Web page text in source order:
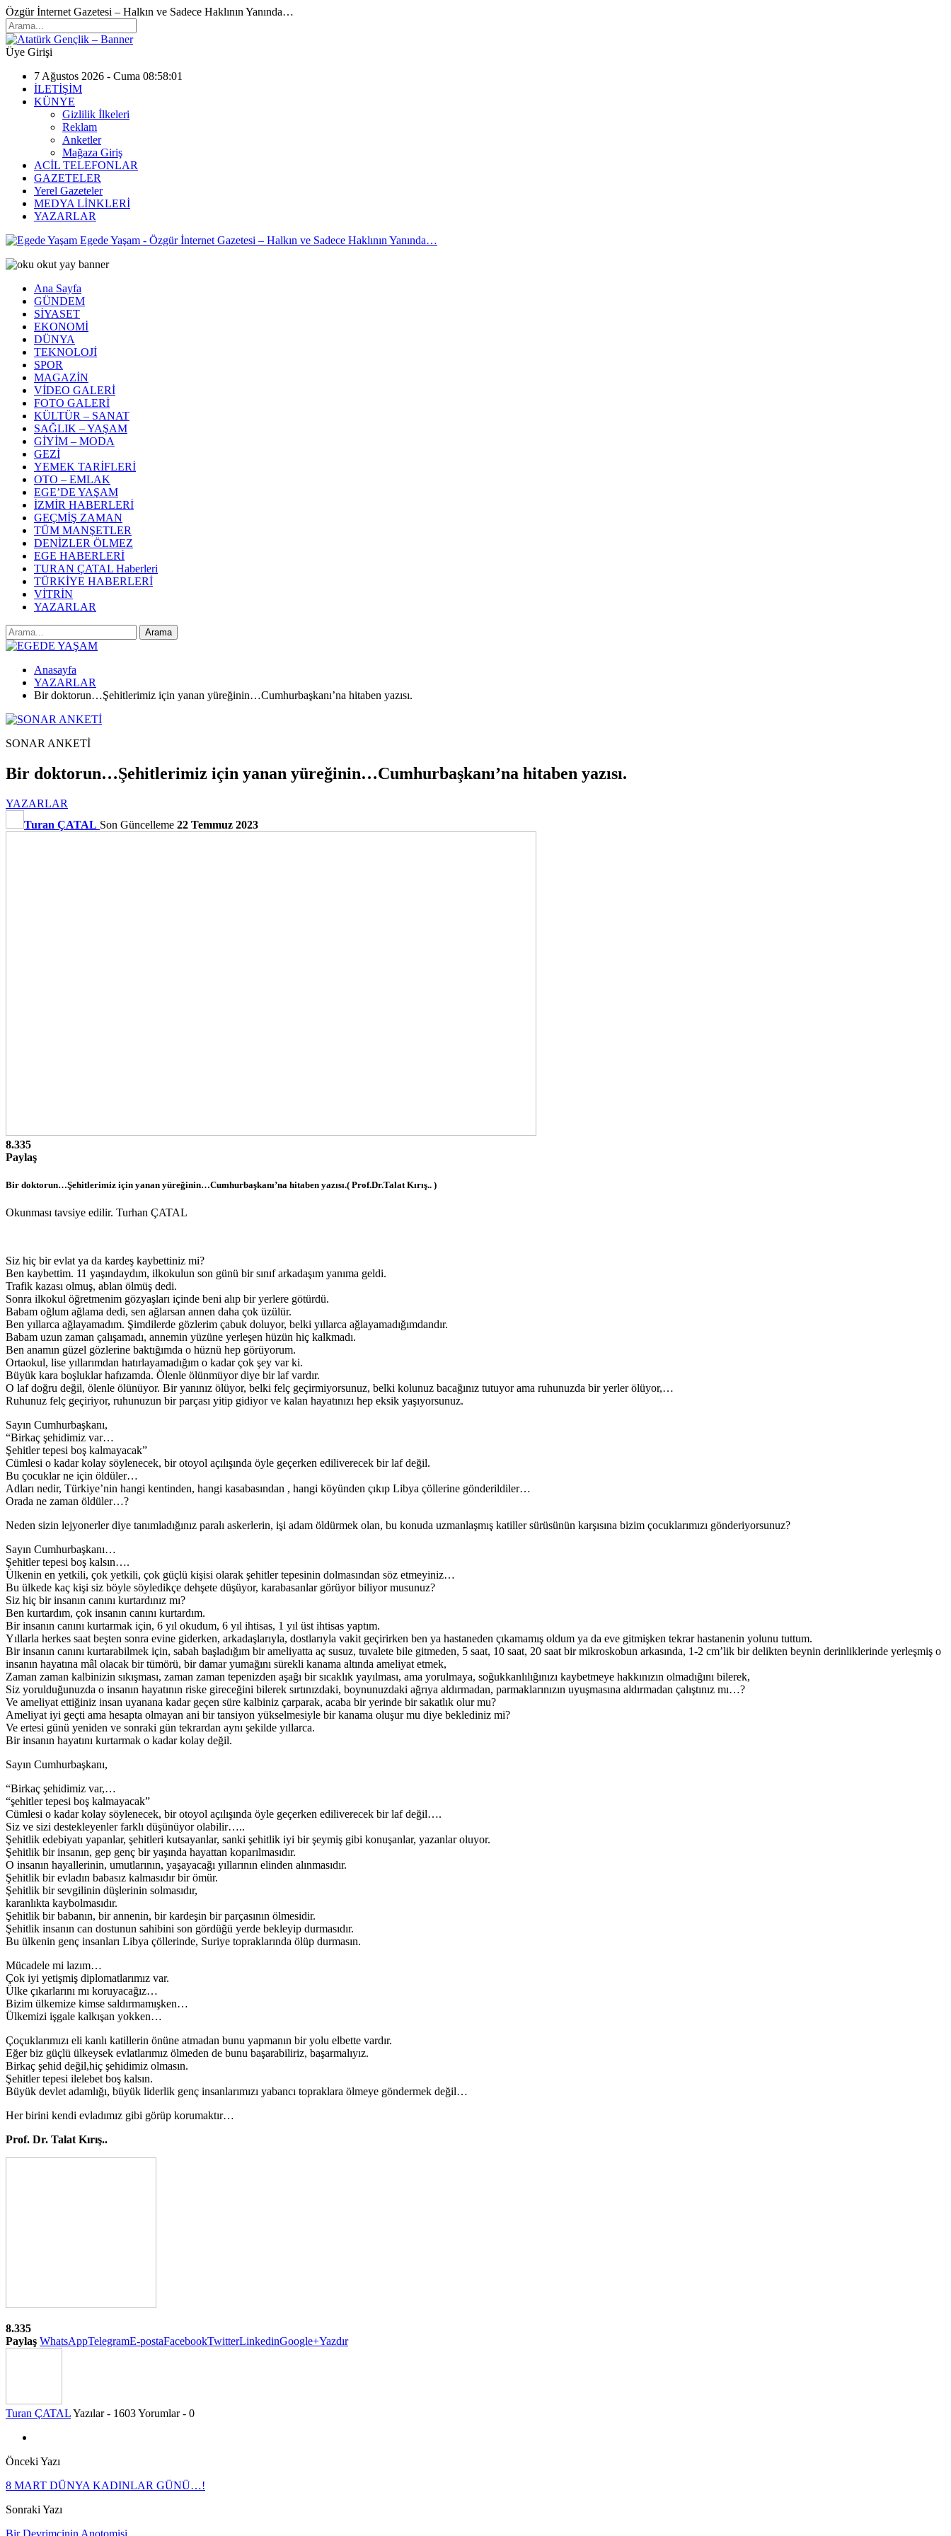
Özgür İnternet Gazetesi – Halkın ve Sadece Haklının Yanında…
Üye Girişi
7 Ağustos 2026 - Cuma 08:58:01
İLETİŞİM
KÜNYE
Gizlilik İlkeleri
Reklam
Anketler
Mağaza Giriş
ACİL TELEFONLAR
GAZETELER
Yerel Gazeteler
MEDYA LİNKLERİ
YAZARLAR
Egede Yaşam - Özgür İnternet Gazetesi – Halkın ve Sadece Haklının Yanında…
Ana Sayfa
GÜNDEM
SİYASET
EKONOMİ
DÜNYA
TEKNOLOJİ
SPOR
MAGAZİN
VİDEO GALERİ
FOTO GALERİ
KÜLTÜR – SANAT
SAĞLIK – YAŞAM
GİYİM – MODA
GEZİ
YEMEK TARİFLERİ
OTO – EMLAK
EGE’DE YAŞAM
İZMİR HABERLERİ
GEÇMİŞ ZAMAN
TÜM MANŞETLER
DENİZLER ÖLMEZ
EGE HABERLERİ
TURAN ÇATAL Haberleri
TÜRKİYE HABERLERİ
VİTRİN
YAZARLAR
Anasayfa
YAZARLAR
Bir doktorun…Şehitlerimiz için yanan yüreğinin…Cumhurbaşkanı’na hitaben yazısı.
SONAR ANKETİ
Bir doktorun…Şehitlerimiz için yanan yüreğinin…Cumhurbaşkanı’na hitaben yazısı.
YAZARLAR
Turan ÇATAL Son Güncelleme 22 Temmuz 2023
8.335
Paylaş
Bir doktorun…Şehitlerimiz için yanan yüreğinin…Cumhurbaşkanı’na hitaben yazısı.( Prof.Dr.Talat Kırış.. )
Okunması tavsiye edilir. Turhan ÇATAL
Siz hiç bir evlat ya da kardeş kaybettiniz mi?
Ben kaybettim. 11 yaşındaydım, ilkokulun son günü bir sınıf arkadaşım yanıma geldi.
Trafik kazası olmuş, ablan ölmüş dedi.
Sonra ilkokul öğretmenim gözyaşları içinde beni alıp bir yerlere götürdü.
Babam oğlum ağlama dedi, sen ağlarsan annen daha çok üzülür.
Ben yıllarca ağlayamadım. Şimdilerde gözlerim çabuk doluyor, belki yıllarca ağlayamadığımdandır.
Babam uzun zaman çalışamadı, annemin yüzüne yerleşen hüzün hiç kalkmadı.
Ben anamın güzel gözlerine baktığımda o hüznü hep görüyorum.
Ortaokul, lise yıllarımdan hatırlayamadığım o kadar çok şey var ki.
Büyük kara boşluklar hafızamda. Ölenle ölünmüyor diye bir laf vardır.
O laf doğru değil, ölenle ölünüyor. Bir yanınız ölüyor, belki felç geçirmiyorsunuz, belki kolunuz bacağınız tutuyor ama ruhunuzda bir yerler ölüyor,…
Ruhunuz felç geçiriyor, ruhunuzun bir parçası yitip gidiyor ve kalan hayatınızı hep eksik yaşıyorsunuz.
Sayın Cumhurbaşkanı,
“Birkaç şehidimiz var…
Şehitler tepesi boş kalmayacak”
Cümlesi o kadar kolay söylenecek, bir otoyol açılışında öyle geçerken ediliverecek bir laf değil.
Bu çocuklar ne için öldüler…
Adları nedir, Türkiye’nin hangi kentinden, hangi kasabasından , hangi köyünden çıkıp Libya çöllerine gönderildiler…
Orada ne zaman öldüler…?
Neden sizin lejyonerler diye tanımladığınız paralı askerlerin, işi adam öldürmek olan, bu konuda uzmanlaşmış katiller sürüsünün karşısına bizim çocuklarımızı gönderiyorsunuz?
Sayın Cumhurbaşkanı…
Şehitler tepesi boş kalsın….
Ülkenin en yetkili, çok yetkili, çok güçlü kişisi olarak şehitler tepesinin dolmasından söz etmeyiniz…
Bu ülkede kaç kişi siz böyle söyledikçe dehşete düşüyor, karabasanlar görüyor biliyor musunuz?
Siz hiç bir insanın canını kurtardınız mı?
Ben kurtardım, çok insanın canını kurtardım.
Bir insanın canını kurtarmak için, 6 yıl okudum, 6 yıl ihtisas, 1 yıl üst ihtisas yaptım.
Yıllarla herkes saat beşten sonra evine giderken, arkadaşlarıyla, dostlarıyla vakit geçirirken ben ya hastaneden çıkamamış oldum ya da eve gitmişken tekrar hastanenin yolunu tuttum.
Bir insanın canını kurtarabilmek için, sabah başladığım bir ameliyatta aç susuz, tuvalete bile gitmeden, 5 saat, 10 saat, 20 saat bir mikroskobun arkasında, 1-2 cm’lik bir delikten beynin derinliklerinde yerleşmiş o
insanın hayatına mâl olacak bir tümörü, bir damar yumağını sürekli kanama altında ameliyat etmek,
Zaman zaman kalbinizin sıkışması, zaman zaman tepenizden aşağı bir sıcaklık yayılması, ama yorulmaya, soğukkanlılığınızı kaybetmeye hakkınızın olmadığını bilerek,
Siz yorulduğunuzda o insanın hayatının riske gireceğini bilerek sırtınızdaki, boynunuzdaki ağrıya aldırmadan, parmaklarınızın uyuşmasına aldırmadan çalıştınız mı…?
Ve ameliyat ettiğiniz insan uyanana kadar geçen süre kalbiniz çarparak, acaba bir yerinde bir sakatlık olur mu?
Ameliyat iyi geçti ama hesapta olmayan ani bir tansiyon yükselmesiyle bir kanama oluşur mu diye beklediniz mi?
Ve ertesi günü yeniden ve sonraki gün tekrardan aynı şekilde yıllarca.
Bir insanın hayatını kurtarmak o kadar kolay değil.
Sayın Cumhurbaşkanı,
“Birkaç şehidimiz var,…
“şehitler tepesi boş kalmayacak”
Cümlesi o kadar kolay söylenecek, bir otoyol açılışında öyle geçerken ediliverecek bir laf değil….
Siz ve sizi destekleyenler farklı düşünüyor olabilir…..
Şehitlik edebiyatı yapanlar, şehitleri kutsayanlar, sanki şehitlik iyi bir şeymiş gibi konuşanlar, yazanlar oluyor.
Şehitlik bir insanın, gep genç bir yaşında hayattan koparılmasıdır.
O insanın hayallerinin, umutlarının, yaşayacağı yıllarının elinden alınmasıdır.
Şehitlik bir evladın babasız kalmasıdır bir ömür.
Şehitlik bir sevgilinin düşlerinin solmasıdır,
karanlıkta kaybolmasıdır.
Şehitlik bir babanın, bir annenin, bir kardeşin bir parçasının ölmesidir.
Şehitlik insanın can dostunun sahibini son gördüğü yerde bekleyip durmasıdır.
Bu ülkenin genç insanları Libya çöllerinde, Suriye topraklarında ölüp durmasın.
Mücadele mi lazım…
Çok iyi yetişmiş diplomatlarımız var.
Ülke çıkarlarını mı koruyacağız…
Bizim ülkemize kimse saldırmamışken…
Ülkemizi işgale kalkışan yokken…
Çoçuklarımızı eli kanlı katillerin önüne atmadan bunu yapmanın bir yolu elbette vardır.
Eğer biz güçlü ülkeysek evlatlarımız ölmeden de bunu başarabiliriz, başarmalıyız.
Birkaç şehid değil,hiç şehidimiz olmasın.
Şehitler tepesi ilelebet boş kalsın.
Büyük devlet adamlığı, büyük liderlik genç insanlarımızı yabancı topraklara ölmeye göndermek değil…
Her birini kendi evladımız gibi görüp korumaktır…
Prof. Dr. Talat Kırış..
8.335
Paylaş WhatsAppTelegramE-postaFacebookTwitterLinkedinGoogle+Yazdır
Turan ÇATALYazılar - 1603Yorumlar - 0
Önceki Yazı
8 MART DÜNYA KADINLAR GÜNÜ…!
Sonraki Yazı